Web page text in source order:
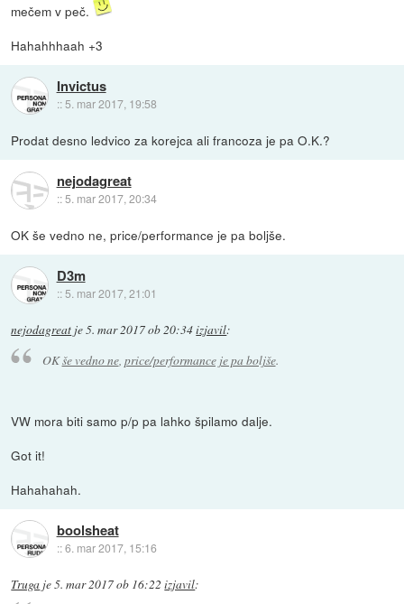
mečem v peč.
Hahahhhaah +3
Invictus
:: 5. mar 2017, 19:58
Prodat desno ledvico za korejca ali francoza je pa O.K.?
nejodagreat
::5. mar 2017, 20:34
OK še vedno ne, price/performance je pa boljše.
D3m
:: 5. mar 2017, 21:01
nejodagreat je5. mar 2017 ob 20:34izjavil:
OKše vedno ne, price/performance je pa boljše.
VW mora biti samo p/p pa lahko špilamo dalje.
Got it!
Hahahahah.
boolsheat
::6. mar 2017, 15:16
Truga je5. mar 2017 ob 16:22 izjavil: